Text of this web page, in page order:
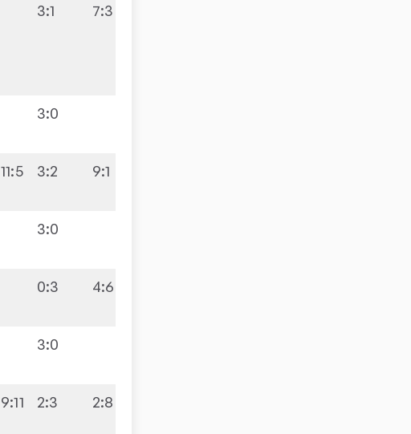
3:1 7:3
3:0
11:5 3:2 9:1
3:0
0:3 4:6
3:0
9:11 2:3 2:8